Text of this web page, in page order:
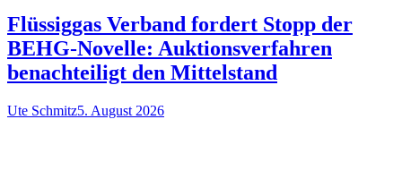
Flüssiggas Verband fordert Stopp der
BEHG-Novelle: Auktionsverfahren
benachteiligt den Mittelstand
Ute Schmitz5. August 2026